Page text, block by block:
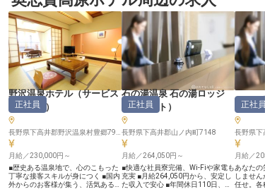
VIPや上級会員への対応、苦情や館
内トラブルの解決、部署内の収入と
支出の管理、スタッフの有給休暇・
勤怠の管理まで担っていただきま
す。ゲストが最初に向き合う部門
を、人と数字の両面から動かすポジ
ションです。 【Operaの知見と、3
年以上の現場感が土台になります】
フロントオフィスやゲストサービス
でのご経験を土台に、チーム運営へ
踏み出していただけます。ホテルの
運営だけでなく、軽井沢の地域活性
化や文化・アートに関心をお持ちの
方も歓迎いたします。 【働く環境
のポイント】 ・月給300,000円～
（想定年収3,600,000円～） ・住宅
手当（30,000円以上）、深夜・早
朝手当 ・寮完備、引越費用会社負
担、自動車通勤可 ・年間休日114日
（月平均9～10日休み想定） ・IHG
宿泊優待制度（国内・海外）、社員
食堂（会社負担金あり） ※2026年8
月7日時点の情報です
として、フロント業務から夕朝食の
おもてなしまで、多岐にわたる接客
業務を通じて、お客様の旅を最高の
思い出にするお手伝いをお願いしま
す。お客様一人ひとりに寄り添い、
細やかな気配りで感動を創造する、
そんなやりがいを日々感じられる環
境です。 あなたの経験と「おもて
なしの心」を存分に発揮してくださ
い。 ーー【経験を活かし、安定と
成長を叶える職場】 これまでの宿
泊業でのご経験やマネジメントスキ
ルを活かし、次なるキャリアを築き
たい方に最適な環境です。 月給
300,000円からの安定した収入に加
え、週休2日制やリフレッシュ休暇
など、プライベートも大切にできる
充実した休日制度を整えています。
チームをまとめ、より良いサービス
を追求する中で、あなた自身の成長
も実感できるでしょう。 お客様の
笑顔のために、そして自身のキャリ
アのために、共に高みを目指しませ
ィを提供
しい毎
しょう
用形態で
に輝か
月08日時
野沢温泉ホテル（サービス
スタッフ ）
正社員
月給／230,000円～
■歴史ある温泉地で、心のこもった
丁寧な接客スキルが身につく ■国内
外からのお客様が集う、活気ある職
石の湯温泉 石の湯ロッジ
（フロント ）
正社員
長野県下高井郡山ノ内町7148
月給／264,050円～
■快適な社員寮完備、Wi-Fiや家電も
充実 ■月給264,050円から、安定し
た収入で安心 ■年間休日110日、プ
ホテル
正社員
月給／
あなたの
しませ
任せ。各